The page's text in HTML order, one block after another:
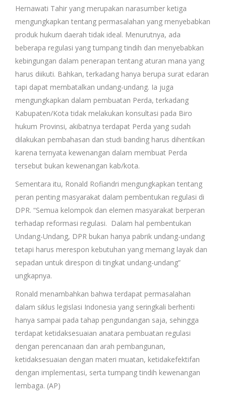
Hernawati Tahir yang merupakan narasumber ketiga
mengungkapkan tentang permasalahan yang menyebabkan
produk hukum daerah tidak ideal. Menurutnya, ada
beberapa regulasi yang tumpang tindih dan menyebabkan
kebingungan dalam penerapan tentang aturan mana yang
harus diikuti. Bahkan, terkadang hanya berupa surat edaran
tapi dapat membatalkan undang-undang. Ia juga
mengungkapkan dalam pembuatan Perda, terkadang
Kabupaten/Kota tidak melakukan konsultasi pada Biro
hukum Provinsi, akibatnya terdapat Perda yang sudah
dilakukan pembahasan dan studi banding harus dihentikan
karena ternyata kewenangan dalam membuat Perda
tersebut bukan kewenangan kab/kota.
Sementara itu, Ronald Rofiandri mengungkapkan tentang
peran penting masyarakat dalam pembentukan regulasi di
DPR. “Semua kelompok dan elemen masyarakat berperan
terhadap reformasi regulasi. Dalam hal pembentukan
Undang-Undang, DPR bukan hanya pabrik undang-undang
tetapi harus merespon kebutuhan yang memang layak dan
sepadan untuk direspon di tingkat undang-undang”
ungkapnya.
Ronald menambahkan bahwa terdapat permasalahan
dalam siklus legislasi Indonesia yang seringkali berhenti
hanya sampai pada tahap pengundangan saja, sehingga
terdapat ketidaksesuaian anatara pembuatan regulasi
dengan perencanaan dan arah pembangunan,
ketidaksesuaian dengan materi muatan, ketidakefektifan
dengan implementasi, serta tumpang tindih kewenangan
lembaga. (AP)